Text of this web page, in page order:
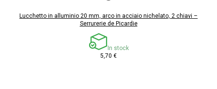
Lucchetto in alluminio 20 mm, arco in acciaio nichelato, 2 chiavi –
Serrurerie de Picardie
In stock
5,70 €